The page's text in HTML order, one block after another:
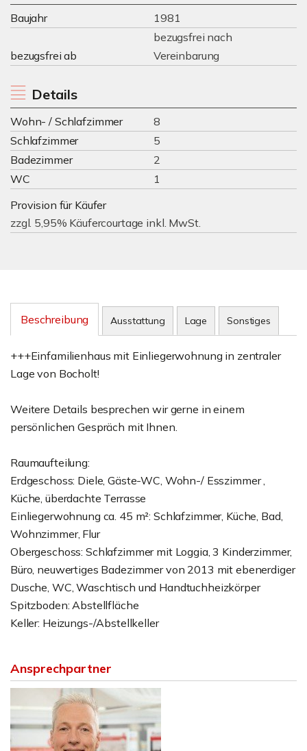
Baujahr 1981
bezugsfrei ab
bezugsfrei nach
Vereinbarung
Details
Wohn- / Schlafzimmer
8
Schlafzimmer
5
Badezimmer
2
WC
1
Provision für Käufer
zzgl. 5,95% Käufercourtage inkl. MwSt.
Beschreibung Ausstattung Lage Sonstiges
+++Einfamilienhaus mit Einliegerwohnung in zentraler
Lage von Bocholt!
Weitere Details besprechen wir gerne in einem
persönlichen Gespräch mit Ihnen.
Raumaufteilung:
Erdgeschoss: Diele, Gäste-WC, Wohn-/ Esszimmer ,
Küche, überdachte Terrasse
Einliegerwohnung ca. 45 m²: Schlafzimmer, Küche, Bad,
Wohnzimmer, Flur
Obergeschoss: Schlafzimmer mit Loggia, 3 Kinderzimmer,
Büro, neuwertiges Badezimmer von 2013 mit ebenerdiger
Dusche, WC, Waschtisch und Handtuchheizkörper
Spitzboden: Abstellfläche
Keller: Heizungs-/Abstellkeller
Ansprechpartner